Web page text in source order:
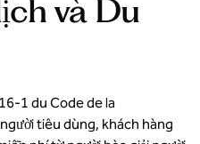
và Du
1 du Code de la
tiêu dùng, khách hàng